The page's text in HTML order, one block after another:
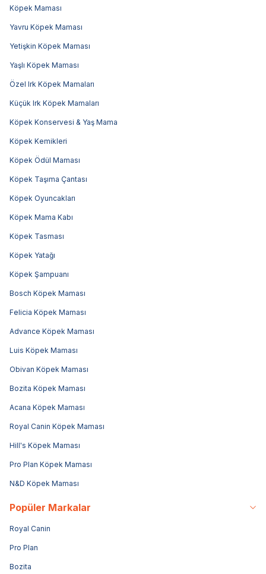
Köpek Maması
Yavru Köpek Maması
Yetişkin Köpek Maması
Yaşlı Köpek Maması
Özel Irk Köpek Mamaları
Küçük Irk Köpek Mamaları
Köpek Konservesi & Yaş Mama
Köpek Kemikleri
Köpek Ödül Maması
Köpek Taşıma Çantası
Köpek Oyuncakları
Köpek Mama Kabı
Köpek Tasması
Köpek Yatağı
Köpek Şampuanı
Bosch Köpek Maması
Felicia Köpek Maması
Advance Köpek Maması
Luis Köpek Maması
Obivan Köpek Maması
Bozita Köpek Maması
Acana Köpek Maması
Royal Canin Köpek Maması
Hill's Köpek Maması
Pro Plan Köpek Maması
N&D Köpek Maması
Popüler Markalar
Royal Canin
Pro Plan
Bozita